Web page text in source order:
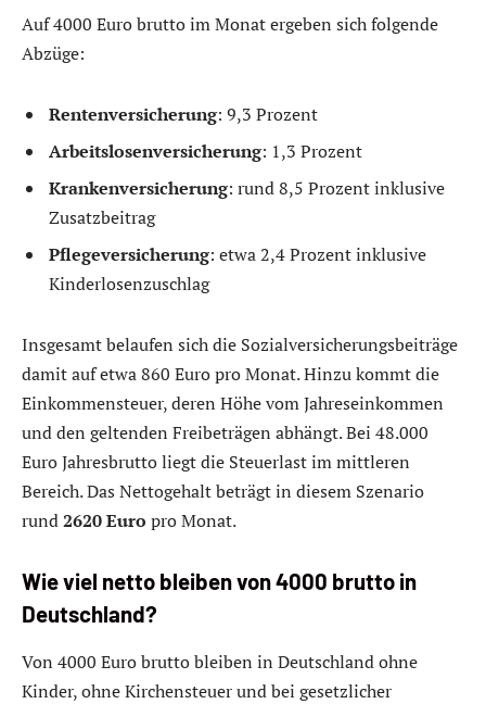
Auf 4000 Euro brutto im Monat ergeben sich folgende
Abzüge:
Rentenversicherung: 9,3 Prozent
Arbeitslosenversicherung: 1,3 Prozent
Krankenversicherung: rund 8,5 Prozent inklusive
Zusatzbeitrag
Pflegeversicherung: etwa 2,4 Prozent inklusive
Kinderlosenzuschlag
Insgesamt belaufen sich die Sozialversicherungsbeiträge
damit auf etwa 860 Euro pro Monat. Hinzu kommt die
Einkommensteuer, deren Höhe vom Jahreseinkommen
und den geltenden Freibeträgen abhängt. Bei 48.000
Euro Jahresbrutto liegt die Steuerlast im mittleren
Bereich. Das Nettogehalt beträgt in diesem Szenario
rund2620 Euro pro Monat.
Wie viel netto bleiben von 4000 brutto in
Deutschland?
Von 4000 Euro brutto bleiben in Deutschland ohne
Kinder, ohne Kirchensteuer und bei gesetzlicher